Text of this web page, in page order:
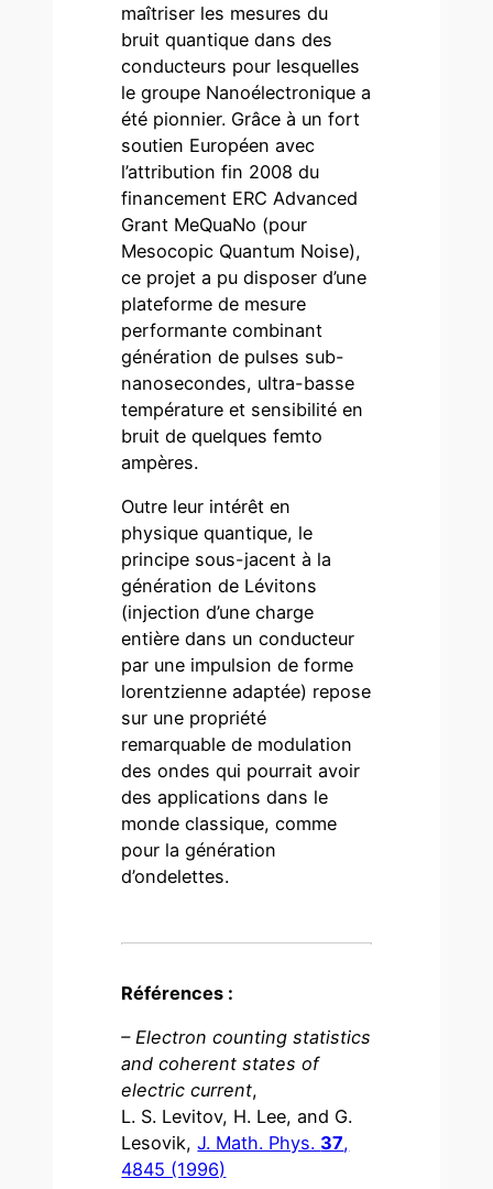
maîtriser les mesures du
bruit quantique dans des
conducteurs pour lesquelles
le groupe Nanoélectronique a
été pionnier. Grâce à un fort
soutien Européen avec
l’attribution fin 2008 du
financement ERC Advanced
Grant MeQuaNo (pour
Mesocopic Quantum Noise),
ce projet a pu disposer d’une
plateforme de mesure
performante combinant
génération de pulses sub-
nanosecondes, ultra-basse
température et sensibilité en
bruit de quelques femto
ampères.
Outre leur intérêt en
physique quantique, le
principe sous-jacent à la
génération de Lévitons
(injection d’une charge
entière dans un conducteur
par une impulsion de forme
lorentzienne adaptée) repose
sur une propriété
remarquable de modulation
des ondes qui pourrait avoir
des applications dans le
monde classique, comme
pour la génération
d’ondelettes.
Références :
– Electron counting statistics
and coherent states of
electric current,
L. S. Levitov, H. Lee, and G.
Lesovik,J. Math. Phys. 37,
4845 (1996)